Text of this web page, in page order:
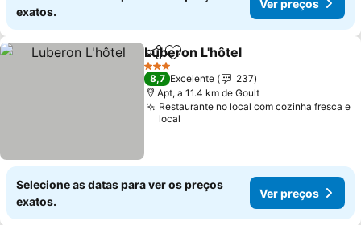
exatos.
Ver preços
PartilharAdicionar aos favoritos
Luberon L'hôtel
3 Estrelas
8,7 Excelente
237
Apt, a 11.4 km de Goult
Restaurante no local com cozinha fresca e
local
Selecione as datas para ver os preços
exatos.
Ver preços